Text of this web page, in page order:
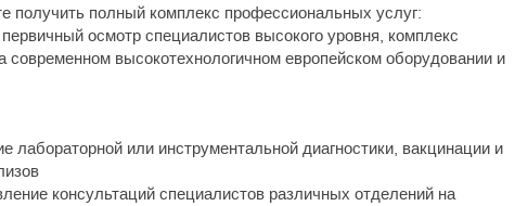
получить полный комплекс профессиональных услуг:
осмотр специалистов высокого уровня, комплекс
современном высокотехнологичном европейском оборудовании и
лабораторной или инструментальной диагностики, вакцинации и
консультаций специалистов различных отделений на